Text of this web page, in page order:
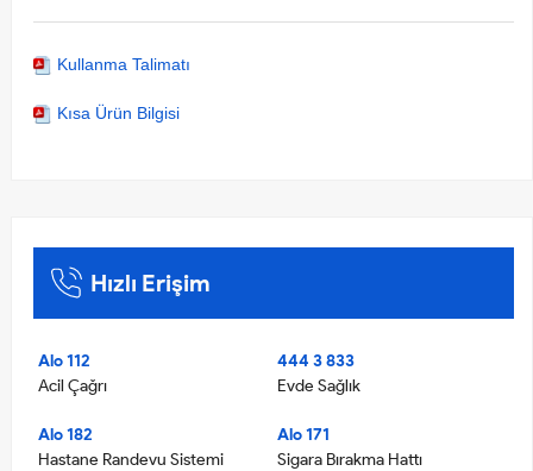
Kullanma Talimatı
Kısa Ürün Bilgisi
Hızlı Erişim
Alo 112
Acil Çağrı
444 3 833
Evde Sağlık
Alo 182
Hastane Randevu Sistemi
Alo 171
Sigara Bırakma Hattı